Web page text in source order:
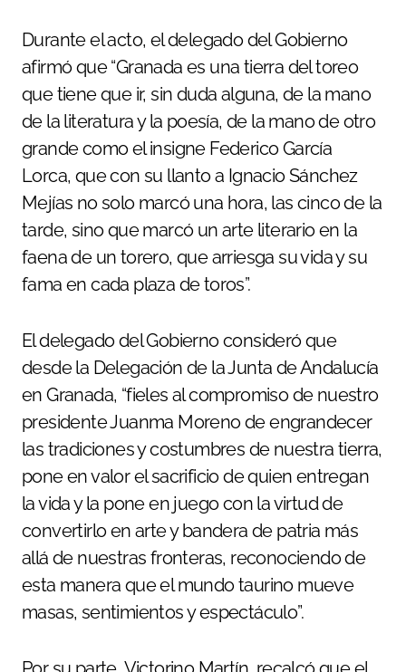
Durante el acto, el delegado del Gobierno
afirmó que “Granada es una tierra del toreo
que tiene que ir, sin duda alguna, de la mano
de la literatura y la poesía, de la mano de otro
grande como el insigne Federico García
Lorca, que con su llanto a Ignacio Sánchez
Mejías no solo marcó una hora, las cinco de la
tarde, sino que marcó un arte literario en la
faena de un torero, que arriesga su vida y su
fama en cada plaza de toros”.
El delegado del Gobierno consideró que
desde la Delegación de la Junta de Andalucía
en Granada, “fieles al compromiso de nuestro
presidente Juanma Moreno de engrandecer
las tradiciones y costumbres de nuestra tierra,
pone en valor el sacrificio de quien entregan
la vida y la pone en juego con la virtud de
convertirlo en arte y bandera de patria más
allá de nuestras fronteras, reconociendo de
esta manera que el mundo taurino mueve
masas, sentimientos y espectáculo”.